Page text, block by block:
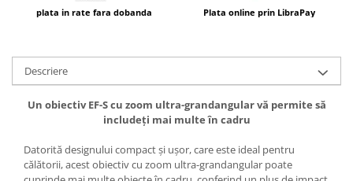
Ring-Flash Adaptor
Huse protectie blitz extern
Huse protectie filtre gel
Accesorii Aparate Digitale
Carduri memorie
Cititoare carduri
plata in rate fara dobanda Plata online prin LibraPay
Descriere
Un obiectiv EF-S cu zoom ultra-grandangular vă permite să
includeţi mai multe în cadru
Datorită designului compact şi uşor, care este ideal pentru
călătorii, acest obiectiv cu zoom ultra-grandangular poate